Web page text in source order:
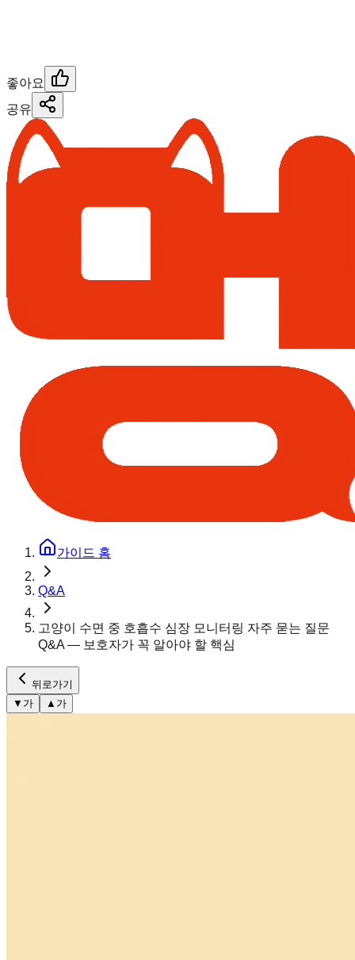
좋아요
공유
가이드 홈
Q&A
고양이 수면 중 호흡수 심장 모니터링 자주 묻는 질문
Q&A — 보호자가 꼭 알아야 할 핵심
뒤로가기
▼ 가 ▲ 가